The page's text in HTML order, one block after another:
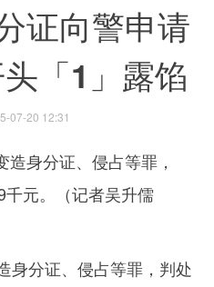
证向警申请
「1」露馅
07-20 12:31
身分证、侵占等罪，判处